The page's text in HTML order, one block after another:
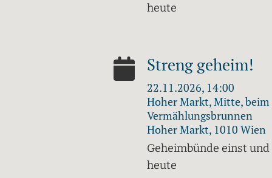
heute
Streng geheim!
22.11.2026, 14:00
Hoher Markt, Mitte, beim
Vermählungsbrunnen
Hoher Markt, 1010 Wien
Geheimbünde einst und
heute